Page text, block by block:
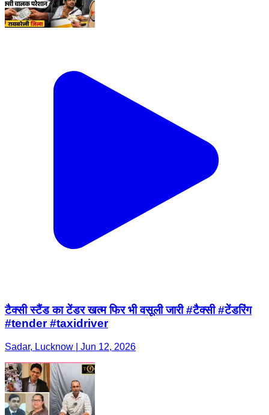
टैक्सी स्टैंड का टेंडर खत्म फिर भी वसूली जारी #टैक्सी #टेंडरिंग
#tender #taxidriver
Sadar, Lucknow | Jun 12, 2026